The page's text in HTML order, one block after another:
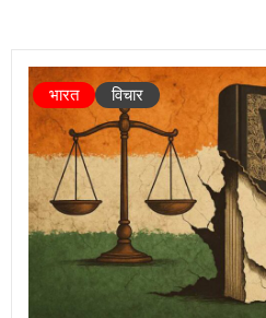
भारत विचार